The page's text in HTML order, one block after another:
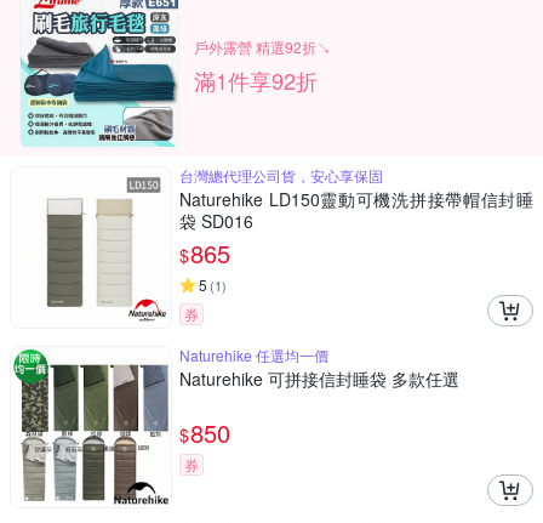
戶外露營 精選92折↘
滿1件享92折
台灣總代理公司貨，安心享保固
Naturehike LD150靈動可機洗拼接帶帽信封睡
袋 SD016
$865
5 (1)
券
Naturehike 任選均一價
Naturehike 可拼接信封睡袋 多款任選
$850
券